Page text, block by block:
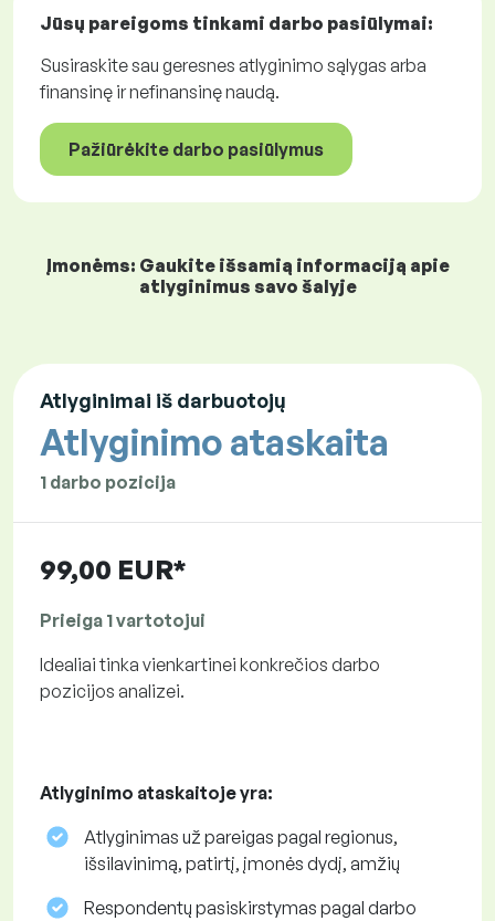
Jūsų pareigoms tinkami darbo pasiūlymai:
Susiraskite sau geresnes atlyginimo sąlygas arba
finansinę ir nefinansinę naudą.
Pažiūrėkite darbo pasiūlymus
Įmonėms: Gaukite išsamią informaciją apie
atlyginimus savo šalyje
Atlyginimai iš darbuotojų
Atlyginimo ataskaita
1 darbo pozicija
99,00 EUR*
Prieiga 1 vartotojui
Idealiai tinka vienkartinei konkrečios darbo
pozicijos analizei.
Atlyginimo ataskaitoje yra:
Atlyginimas už pareigas pagal regionus,
išsilavinimą, patirtį, įmonės dydį, amžių
Respondentų pasiskirstymas pagal darbo